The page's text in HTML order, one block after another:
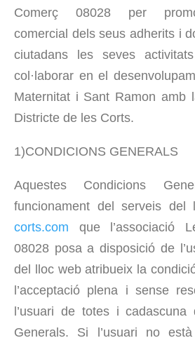
Comerç 08028 per
comercial dels seus adherits i
ciutadans les seves
col·laborar en el
Maternitat i Sant Ramon amb
Districte de les Corts.
1)CONDICIONS GENERALS
Aquestes Condicions
funcionament del serveis del
corts.com que l’associació
08028 posa a disposició de
del lloc web atribueix la
l’acceptació plena i sense
l’usuari de totes i
Generals. Si l’usuari no